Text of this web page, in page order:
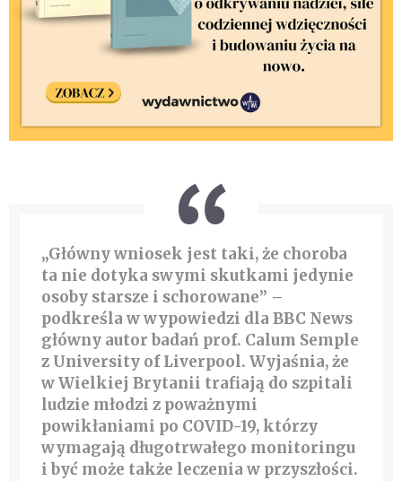
„Główny wniosek jest taki, że choroba
ta nie dotyka swymi skutkami jedynie
osoby starsze i schorowane” –
podkreśla w wypowiedzi dla BBC News
główny autor badań prof. Calum Semple
z University of Liverpool. Wyjaśnia, że
w Wielkiej Brytanii trafiają do szpitali
ludzie młodzi z poważnymi
powikłaniami po COVID-19, którzy
wymagają długotrwałego monitoringu
i być może także leczenia w przyszłości.